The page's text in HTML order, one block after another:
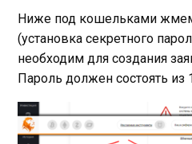
Ниже под кошельками жмем
(установка секретного
необходим для создания
Пароль должен состоять